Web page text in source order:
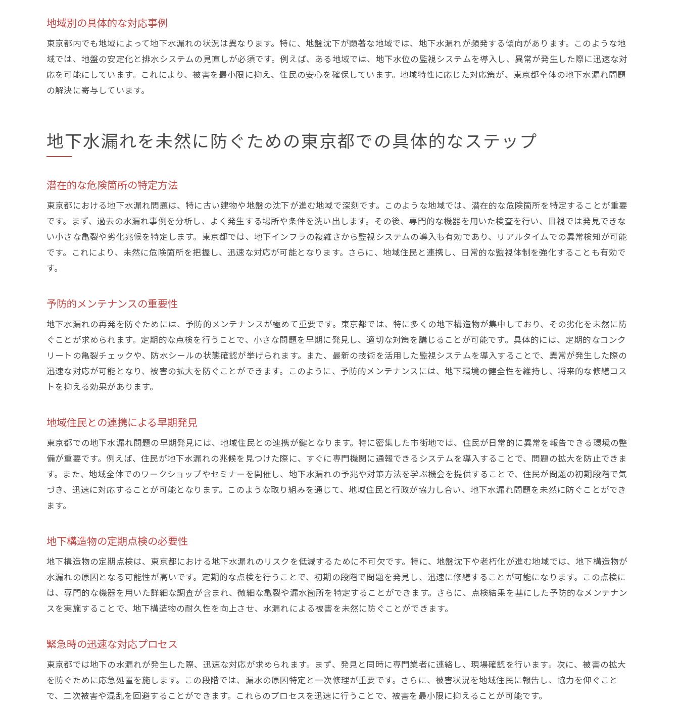
未来に向けた継続的改善の重要性
東京都で地下水漏れを早期発見する重要なポイント
早期発見のための革新的技術
リスクの兆候とその見分け方
効率的な情報共有とその仕組み
過去の失敗から学ぶ成功への道筋
行政と民間が協力する新しいプロジェクト
東京都ならではのユニークな解決策
水漏れ問題における新しい発想とアプローチ
地域別の具体的な対応事例
東京都内でも地域によって地下水漏れの状況は異なります。特に、地盤沈下が顕著な地域では、地下水漏れが頻発する傾向があります。このような地
域では、地盤の安定化と排水システムの見直しが必須です。例えば、ある地域では、地下水位の監視システムを導入し、異常が発生した際に迅速な対
応を可能にしています。これにより、被害を最小限に抑え、住民の安心を確保しています。地域特性に応じた対応策が、東京都全体の地下水漏れ問題
の解決に寄与しています。
地下水漏れを未然に防ぐための東京都での具体的なステップ
潜在的な危険箇所の特定方法
東京都における地下水漏れ問題は、特に古い建物や地盤の沈下が進む地域で深刻です。このような地域では、潜在的な危険箇所を特定することが重要
です。まず、過去の水漏れ事例を分析し、よく発生する場所や条件を洗い出します。その後、専門的な機器を用いた検査を行い、目視では発見できな
い小さな亀裂や劣化兆候を特定します。東京都では、地下インフラの複雑さから監視システムの導入も有効であり、リアルタイムでの異常検知が可能
です。これにより、未然に危険箇所を把握し、迅速な対応が可能となります。さらに、地域住民と連携し、日常的な監視体制を強化することも有効で
す。
予防的メンテナンスの重要性
地下水漏れの再発を防ぐためには、予防的メンテナンスが極めて重要です。東京都では、特に多くの地下構造物が集中しており、その劣化を未然に防
ぐことが求められます。定期的な点検を行うことで、小さな問題を早期に発見し、適切な対策を講じることが可能です。具体的には、定期的なコンク
リートの亀裂チェックや、防水シールの状態確認が挙げられます。また、最新の技術を活用した監視システムを導入することで、異常が発生した際の
迅速な対応が可能となり、被害の拡大を防ぐことができます。このように、予防的メンテナンスには、地下環境の健全性を維持し、将来的な修繕コス
トを抑える効果があります。
地域住民との連携による早期発見
東京都での地下水漏れ問題の早期発見には、地域住民との連携が鍵となります。特に密集した市街地では、住民が日常的に異常を報告できる環境の整
備が重要です。例えば、住民が地下水漏れの兆候を見つけた際に、すぐに専門機関に通報できるシステムを導入することで、問題の拡大を防止できま
す。また、地域全体でのワークショップやセミナーを開催し、地下水漏れの予兆や対策方法を学ぶ機会を提供することで、住民が問題の初期段階で気
づき、迅速に対応することが可能となります。このような取り組みを通じて、地域住民と行政が協力し合い、地下水漏れ問題を未然に防ぐことができ
ます。
地下構造物の定期点検の必要性
地下構造物の定期点検は、東京都における地下水漏れのリスクを低減するために不可欠です。特に、地盤沈下や老朽化が進む地域では、地下構造物が
水漏れの原因となる可能性が高いです。定期的な点検を行うことで、初期の段階で問題を発見し、迅速に修繕することが可能になります。この点検に
は、専門的な機器を用いた詳細な調査が含まれ、微細な亀裂や漏水箇所を特定することができます。さらに、点検結果を基にした予防的なメンテナン
スを実施することで、地下構造物の耐久性を向上させ、水漏れによる被害を未然に防ぐことができます。
緊急時の迅速な対応プロセス
東京都では地下の水漏れが発生した際、迅速な対応が求められます。まず、発見と同時に専門業者に連絡し、現場確認を行います。次に、被害の拡大
を防ぐために応急処置を施します。この段階では、漏水の原因特定と一次修理が重要です。さらに、被害状況を地域住民に報告し、協力を仰ぐこと
で、二次被害や混乱を回避することができます。これらのプロセスを迅速に行うことで、被害を最小限に抑えることが可能です。